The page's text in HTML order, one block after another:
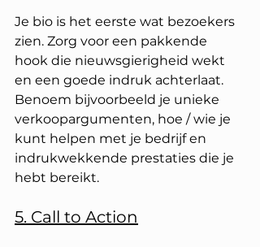
Je bio is het eerste wat bezoekers
zien. Zorg voor een pakkende
hook die nieuwsgierigheid wekt
en een goede indruk achterlaat.
Benoem bijvoorbeeld je unieke
verkoopargumenten, hoe / wie je
kunt helpen met je bedrijf en
indrukwekkende prestaties die je
hebt bereikt.
5. Call to Action